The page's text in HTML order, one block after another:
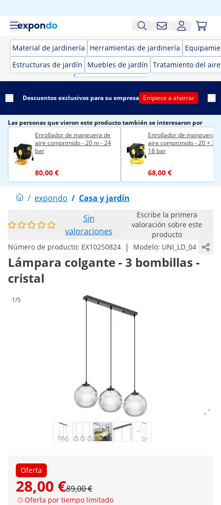
Material de jardinería Herramientas de jardinería
Estructuras de jardín
Muebles de jardín Tratamiento del aire
Descuentos exclusivos para su empresa Empiece a ahorrar
Las personas que vieron este producto también se interesaron por
Enrollador de manguera de
aire comprimido - 20 m - 24
bar
80,00 €
Enrollador de manguera
aire comprimido - 20 + 3
18 bar
68,00 €
/ expondo / Casa y jardín
Sin
valoraciones
Escribe la primera
valoración sobre este
producto
Número de producto: EX10250824 | Modelo: UNI_LD_04
Lámpara colgante - 3 bombillas -
cristal
1/5
Oferta
28,00 €89,00 €
Oferta por tiempo limitado